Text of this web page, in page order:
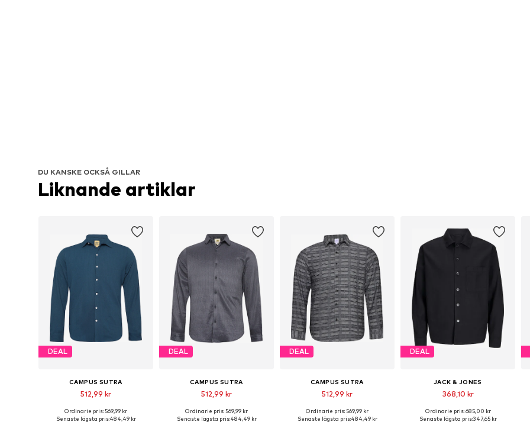
DU KANSKE OCKSÅ GILLAR
Liknande artiklar
DEAL
CAMPUS SUTRA
512,99 kr
Tillgängliga storlekar: L, XL
Ordinarie pris: 569,99 kr
Senaste lägsta pris:484,49 kr
DEAL
CAMPUS SUTRA
512,99 kr
Tillgängliga storlekar: L, XL
Ordinarie pris: 569,99 kr
Senaste lägsta pris:484,49 kr
DEAL
CAMPUS SUTRA
512,99 kr
Tillgängliga storlekar: M, L
Ordinarie pris: 569,99 kr
Senaste lägsta pris:484,49 kr
DEAL
JACK & JONES
368,10 kr
Tillgängliga storlekar: S, M, L, XL
Ordinarie pris: 685,00 kr
Senaste lägsta pris:347,65 kr